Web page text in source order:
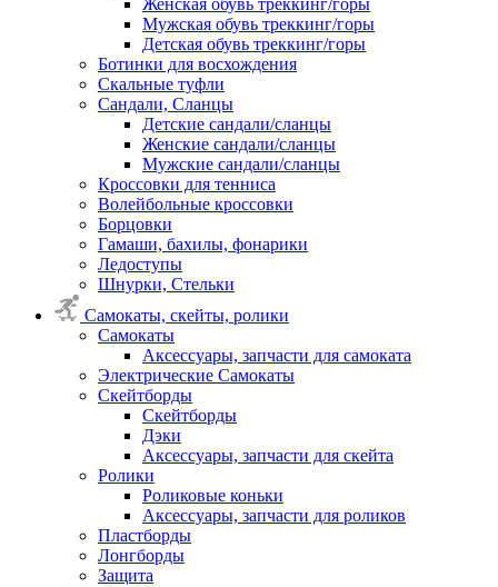
Женская обувь треккинг/горы
Мужская обувь треккинг/горы
Детская обувь треккинг/горы
Ботинки для восхождения
Скальные туфли
Сандали, Сланцы
Детские сандали/сланцы
Женские сандали/сланцы
Мужские сандали/сланцы
Кроссовки для тенниса
Волейбольные кроссовки
Борцовки
Гамаши, бахилы, фонарики
Ледоступы
Шнурки, Стельки
Самокаты, скейты, ролики
Самокаты
Аксессуары, запчасти для самоката
Электрические Самокаты
Скейтборды
Скейтборды
Дэки
Аксессуары, запчасти для скейта
Ролики
Роликовые коньки
Аксессуары, запчасти для роликов
Пластборды
Лонгборды
Защита